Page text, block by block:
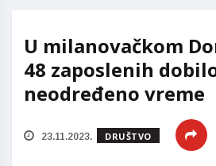
U milanovačkom
48 zaposlenih
neodređeno vreme
23.11.2023. DRUŠTVO